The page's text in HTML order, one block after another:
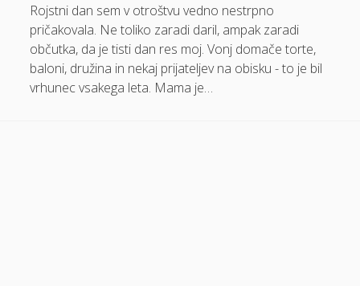
Električna energija cena
Elektricna polnilnica
Energetika
Espd
Rojstni dan sem v otroštvu vedno nestrpno
pričakovala. Ne toliko zaradi daril, ampak zaradi
občutka, da je tisti dan res moj. Vonj domače torte,
baloni, družina in nekaj prijateljev na obisku - to je bil
vrhunec vsakega leta. Mama je…